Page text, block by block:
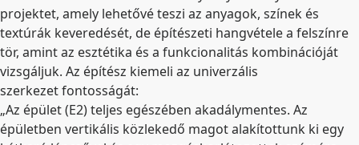
projektet, amely lehetővé teszi az anyagok, színek és
textúrák keveredését, de építészeti hangvétele a felszínre
tör, amint az esztétika és a funkcionalitás kombinációját
vizsgáljuk. Az építész kiemeli az univerzális
szerkezet fontosságát:
„Az épület (E2) teljes egészében akadálymentes. Az
épületben vertikális közlekedő magot alakítottunk ki egy